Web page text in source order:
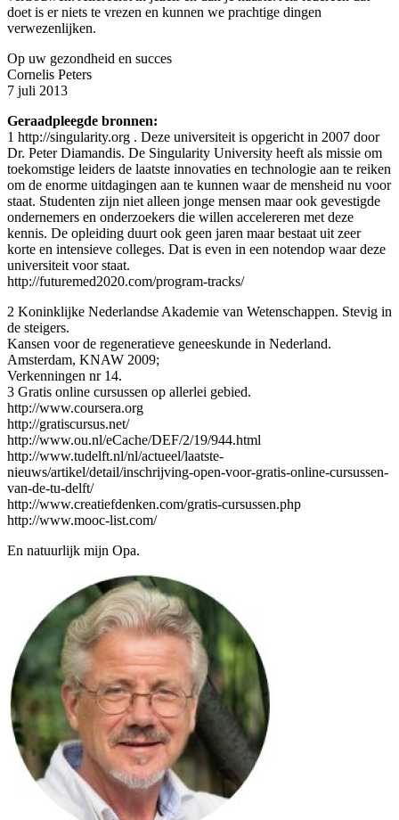
doet is er niets te vrezen en kunnen we prachtige dingen
verwezenlijken.
Op uw gezondheid en succes
Cornelis Peters
7 juli 2013
Geraadpleegde bronnen:
1 http://singularity.org . Deze universiteit is opgericht in 2007 door
Dr. Peter Diamandis. De Singularity University heeft als missie om
toekomstige leiders de laatste innovaties en technologie aan te reiken
om de enorme uitdagingen aan te kunnen waar de mensheid nu voor
staat. Studenten zijn niet alleen jonge mensen maar ook gevestigde
ondernemers en onderzoekers die willen accelereren met deze
kennis. De opleiding duurt ook geen jaren maar bestaat uit zeer
korte en intensieve colleges. Dat is even in een notendop waar deze
universiteit voor staat.
http://futuremed2020.com/program-tracks/
2 Koninklijke Nederlandse Akademie van Wetenschappen. Stevig in
de steigers.
Kansen voor de regeneratieve geneeskunde in Nederland.
Amsterdam, KNAW 2009;
Verkenningen nr 14.
3 Gratis online cursussen op allerlei gebied.
http://www.coursera.org
http://gratiscursus.net/
http://www.ou.nl/eCache/DEF/2/19/944.html
http://www.tudelft.nl/nl/actueel/laatste-
nieuws/artikel/detail/inschrijving-open-voor-gratis-online-cursussen-
van-de-tu-delft/
http://www.creatiefdenken.com/gratis-cursussen.php
http://www.mooc-list.com/
En natuurlijk mijn Opa.